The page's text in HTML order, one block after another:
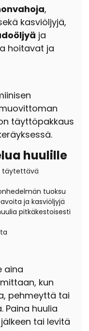
,
kasviöljyjä,
ja
hoitavat ja
täyttöpakkaus
huulille
täytettävä
tuoksu
ja kasviöljyjä
pitkäkestoisesti
aina
kun
pehmeyttä tai
Paina huulia
tai levitä